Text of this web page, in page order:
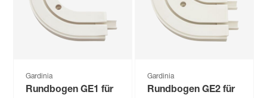
Gardinia
Rundbogen GE1 für
Gardinia
Rundbogen GE2 für